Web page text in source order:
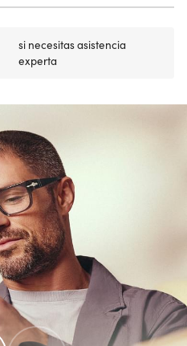
si necesitas asistencia
experta